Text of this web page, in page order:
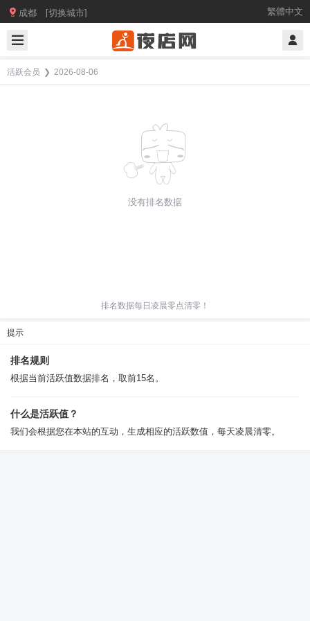
成都 [切换城市] 繁體中文
活跃会员 ❯ 2026-08-06
没有排名数据
排名数据每日凌晨零点清零！
提示
排名规则
根据当前活跃值数据排名，取前15名。
什么是活跃值？
我们会根据您在本站的互动，生成相应的活跃数值，每天凌晨清零。
限。
忘记密码？找回 已有帐号？ 登录